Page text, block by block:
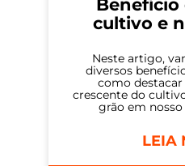
Benefício
cultivo e
Neste artigo,
diversos
como
crescente do
grão em
LEIA